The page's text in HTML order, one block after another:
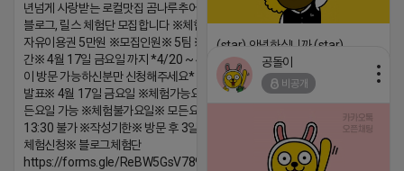
년넘게 사랑받는 로컬맛집 곰나루추어탕에서
블로그, 릴스 체험단 모집합니다 ※체험메뉴※
자유이용권 5만원 ※모집인원※ 5팀 ※모집기
간※ 4월 17일 금요일 까지 *4/20 ~ 4/26 사
이 방문 가능하신분만 신청해주세요* ※체험단
발표※ 4월 17일 금요일 ※체험가능요일※ 모
든요일 가능 ※체험불가요일※ 모든요일 12 ~
13:30 불가 ※작성기한※ 방문 후 3일 이내 ※
체험신청※ 블로그체험단
https://forms.gle/ReBW5GsV789ur2Pz6
(star) 안녕하십니까 (star)
2026-04-18 17:12
공돌이
비공개